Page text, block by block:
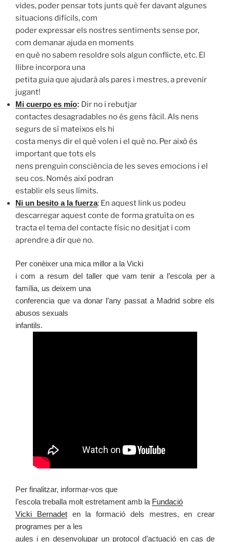
vides, poder pensar tots junts què fer davant algunes
situacions difícils, com
poder expressar els nostres sentiments sense por,
com demanar ajuda en moments
en què no sabem resoldre sols algun conflicte, etc. El
llibre incorpora una
petita guia que ajudarà als pares i mestres, a prevenir
jugant!
Mi cuerpo es mío: Dir no i rebutjar
contactes desagradables no és gens fàcil. Als nens
segurs de sí mateixos els hi
costa menys dir el què volen i el què no. Per això és
important que tots els
nens prenguin consciència de les seves emocions i el
seu cos. Només així podran
establir els seus límits.
Ni un besito a la fuerza: En aquest link us podeu
descarregar aquest conte de forma gratuïta on es
tracta el tema del contacte físic no desitjat i com
aprendre a dir que no.
Per conèixer una mica millor a la Vicki
i com a resum del taller que vam tenir a l’escola per a
família, us deixem una
conferencia que va donar l’any passat a Madrid sobre els
abusos sexuals
infantils.
Per finalitzar, informar-vos que
l’escola treballa molt estretament amb la Fundació
Vicki Bernadeten la formació dels mestres, en crear
programes per a les
aules i en desenvolupar un protocol d’actuació en cas de